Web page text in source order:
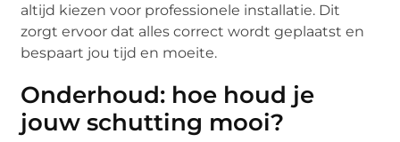
altijd kiezen voor professionele installatie. Dit
zorgt ervoor dat alles correct wordt geplaatst en
bespaart jou tijd en moeite.
Onderhoud: hoe houd je
jouw schutting mooi?